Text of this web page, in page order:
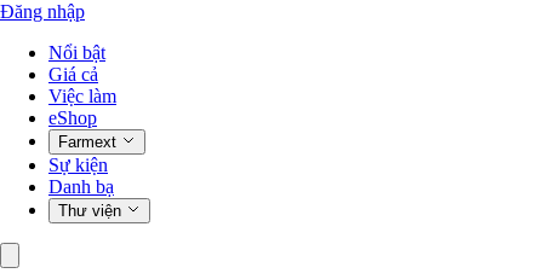
Đăng nhập
Nổi bật
Giá cả
Việc làm
eShop
Farmext
Sự kiện
Danh bạ
Thư viện